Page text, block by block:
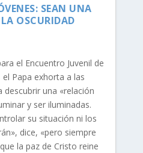
SEAN UNA
OSCURIDAD
el Encuentro Juvenil de
Papa exhorta a las
descubrir una «relación
y ser iluminadas.
su situación ni los
dice, «pero siempre
la paz de Cristo reine